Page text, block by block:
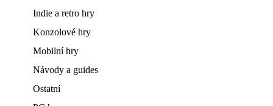
Indie a retro hry
Konzolové hry
Mobilní hry
Návody a guides
Ostatní